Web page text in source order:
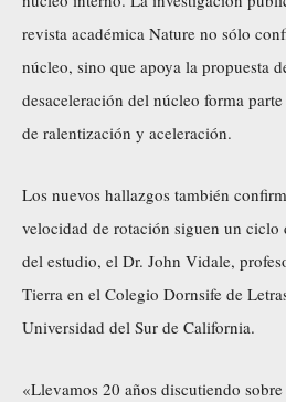
revista académica Nature no sólo
núcleo, sino que apoya la propuesta
desaceleración del núcleo forma
de ralentización y aceleración.
Los nuevos hallazgos también
velocidad de rotación siguen un ciclo
del estudio, el Dr. John Vidale,
Tierra en el Colegio Dornsife de
Universidad del Sur de California.
«Llevamos 20 años discutiendo